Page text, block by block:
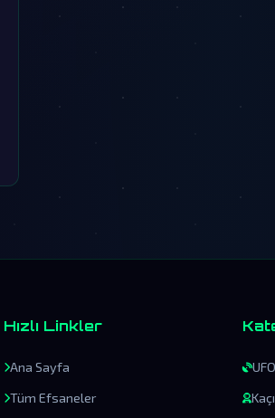
Hızlı Linkler
Ana Sayfa
Tüm Efsaneler